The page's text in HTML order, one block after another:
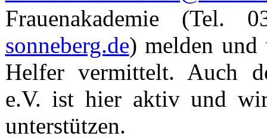
Frauenakademie
sonneberg.de) melden und
Helfer vermittelt. Auch
e.V. ist hier aktiv und
unterstützen.